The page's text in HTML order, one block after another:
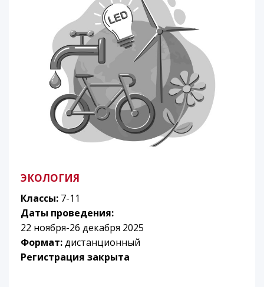
ЭКОЛОГИЯ
Классы: 7-11
Даты проведения:
22 ноября-26 декабря 2025
Формат:дистанционный
Регистрация закрыта